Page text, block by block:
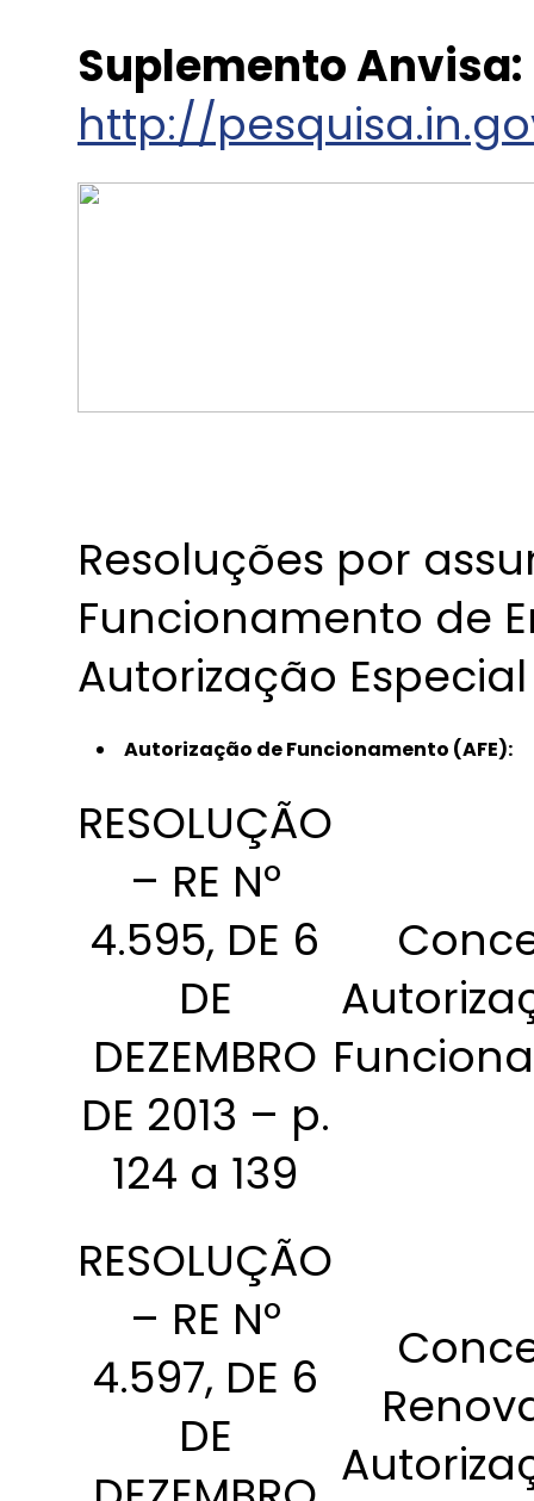
Suplemento Anvisa:
http://
Resoluções por
Funcionamento de
Autorização
Autorização de Funcionamento (AFE):
RESOLUÇÃO
– RE Nº
4.595, DE 6
DE
DEZEMBRO
DE 2013 – p.
124 a 139
RESOLUÇÃO
– RE Nº
4.597, DE 6
DE